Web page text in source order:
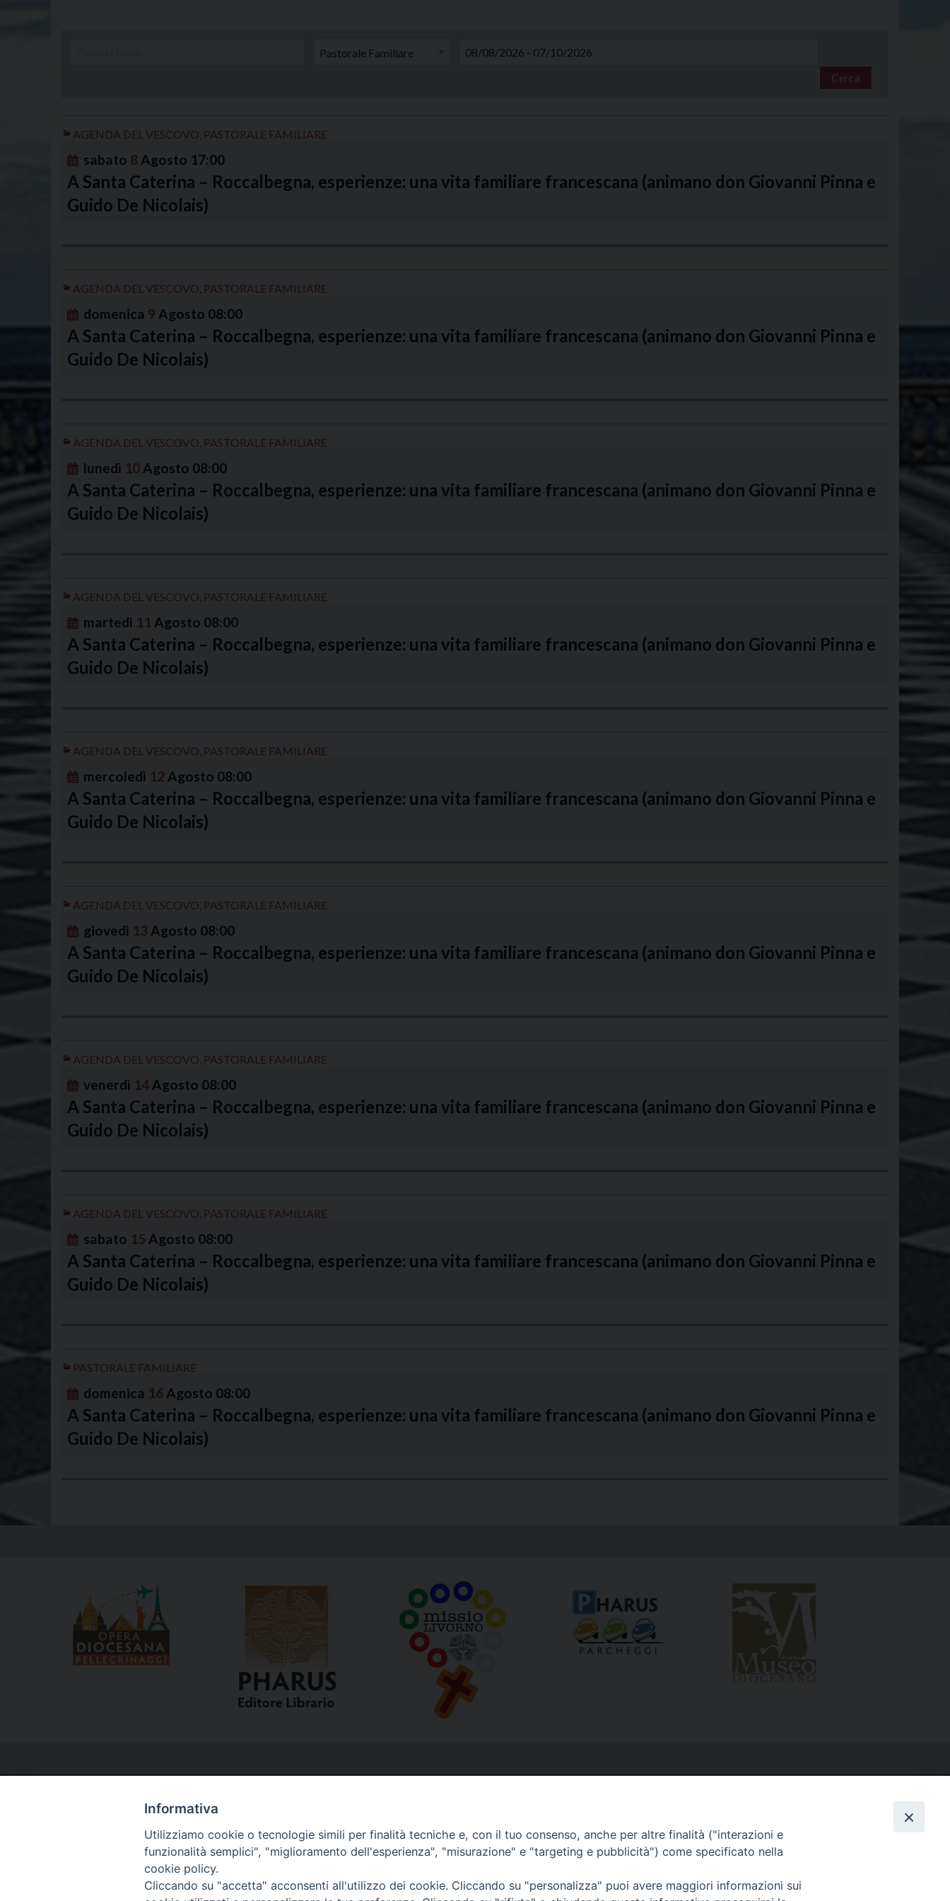
Cerca
AGENDA DEL VESCOVO PASTORALE FAMILIARE
sabato 8 Agosto 17:00
A Santa Caterina – Roccalbegna, esperienze: una vita familiare francescana (animano don Giovanni Pinna e
Guido De Nicolais)
AGENDA DEL VESCOVO PASTORALE FAMILIARE
domenica 9 Agosto 08:00
A Santa Caterina – Roccalbegna, esperienze: una vita familiare francescana (animano don Giovanni Pinna e
Guido De Nicolais)
AGENDA DEL VESCOVO PASTORALE FAMILIARE
lunedì 10 Agosto 08:00
A Santa Caterina – Roccalbegna, esperienze: una vita familiare francescana (animano don Giovanni Pinna e
Guido De Nicolais)
AGENDA DEL VESCOVO PASTORALE FAMILIARE
martedì 11 Agosto 08:00
A Santa Caterina – Roccalbegna, esperienze: una vita familiare francescana (animano don Giovanni Pinna e
Guido De Nicolais)
AGENDA DEL VESCOVO PASTORALE FAMILIARE
mercoledì 12 Agosto 08:00
A Santa Caterina – Roccalbegna, esperienze: una vita familiare francescana (animano don Giovanni Pinna e
Guido De Nicolais)
AGENDA DEL VESCOVO PASTORALE FAMILIARE
giovedì 13 Agosto 08:00
A Santa Caterina – Roccalbegna, esperienze: una vita familiare francescana (animano don Giovanni Pinna e
Guido De Nicolais)
AGENDA DEL VESCOVO PASTORALE FAMILIARE
venerdì 14 Agosto 08:00
A Santa Caterina – Roccalbegna, esperienze: una vita familiare francescana (animano don Giovanni Pinna e
Guido De Nicolais)
AGENDA DEL VESCOVO PASTORALE FAMILIARE
sabato 15 Agosto 08:00
A Santa Caterina – Roccalbegna, esperienze: una vita familiare francescana (animano don Giovanni Pinna e
Guido De Nicolais)
PASTORALE FAMILIARE
domenica 16 Agosto 08:00
A Santa Caterina – Roccalbegna, esperienze: una vita familiare francescana (animano don Giovanni Pinna e
Guido De Nicolais)
N
Via del Seminario, 61 - 57122 Livorno LI
Informativa
Utilizziamo cookie o tecnologie simili per finalità tecniche e, con il tuo consenso, anche per altre finalità ("interazioni e
funzionalità semplici", "miglioramento dell'esperienza", "misurazione" e "targeting e pubblicità") come specificato nella
cookie policy.
Cliccando su "accetta" acconsenti all'utilizzo dei cookie. Cliccando su "personalizza" puoi avere maggiori informazioni sui